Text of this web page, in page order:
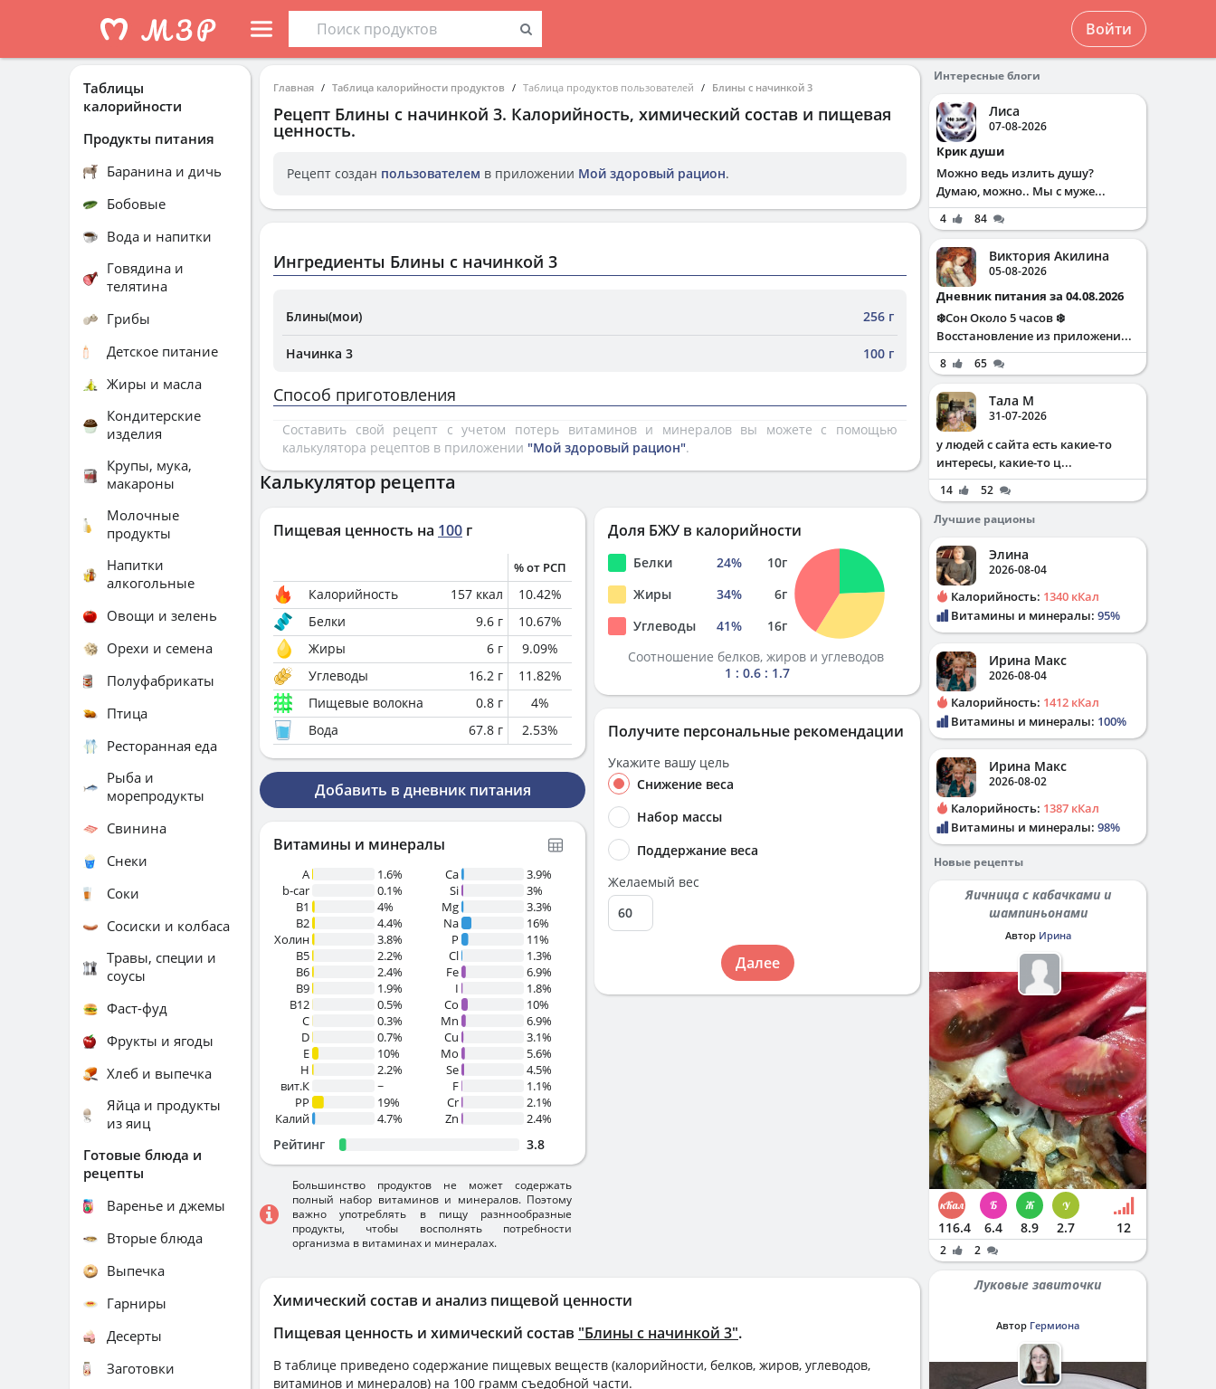
Войти
Главная Таблица калорийности продуктов Таблица продуктов пользователей Блины с начинкой 3
Рецепт Блины с начинкой 3. Калорийность, химический состав и пищевая
ценность.
Рецепт создан пользователем в приложении Мой здоровый рацион.
Ингредиенты Блины с начинкой 3
Блины(мои) 256 г
Начинка 3 100 г
Способ приготовления
Составить свой рецепт с учетом потерь витаминов и минералов вы можете с помощью
калькулятора рецептов в приложении "Мой здоровый рацион".
Химический состав и анализ пищевой ценности
Пищевая ценность и химический состав "Блины с начинкой 3".
В таблице приведено содержание пищевых веществ (калорийности, белков, жиров, углеводов,
витаминов и минералов) на 100 грамм съедобной части.
Калькулятор рецепта
Пищевая ценность на 100 г
% от РСП
Калорийность 157 ккал 10.42%
Белки
9.6 г 10.67%
Жиры
6 г 9.09%
Углеводы
16.2 г 11.82%
Пищевые волокна
0.8 г 4%
Вода
67.8 г 2.53%
Добавить в дневник питания
Витамины и минералы
A
1.6%
b-car
0.1%
В1
4%
B2
4.4%
Холин
3.8%
B5
2.2%
B6
2.4%
B9
1.9%
B12
0.5%
C
0.3%
D
0.7%
E
10%
H
2.2%
вит.К
~
PP
19%
Калий
4.7%
Ca
3.9%
Si
3%
Mg
3.3%
Na
16%
P
11%
Cl
1.3%
Fe
6.9%
I
1.8%
Co
10%
Mn
6.9%
Cu
3.1%
Mo
5.6%
Se
4.5%
F
1.1%
Cr
2.1%
Zn
2.4%
Рейтинг 3.8
Большинство продуктов не может содержать
полный набор витаминов и минералов. Поэтому
важно употреблять в пищу разннообразные
продукты, чтобы восполнять потребности
организма в витаминах и минералах.
Доля БЖУ в калорийности
Белки 24% 10г
Жиры
34% 6г
Углеводы
41% 16г
Соотношение белков, жиров и углеводов
1 : 0.6 : 1.7
Получите персональные рекомендации
Укажите вашу цель
Снижение веса
Набор массы
Поддержание веса
Желаемый вес
Далее
Таблицы
калорийности
Продукты питания
Баранина и дичь
Бобовые
Вода и напитки
Говядина и
телятина
Грибы
Детское питание
Жиры и масла
Кондитерские
изделия
Крупы, мука,
макароны
Молочные
продукты
Напитки
алкогольные
Овощи и зелень
Орехи и семена
Полуфабрикаты
Птица
Ресторанная еда
Рыба и
морепродукты
Свинина
Снеки
Соки
Сосиски и колбаса
Травы, специи и
соусы
Фаст-фуд
Фрукты и ягоды
Хлеб и выпечка
Яйца и продукты
из яиц
Готовые блюда и
рецепты
Варенье и джемы
Вторые блюда
Выпечка
Гарниры
Десерты
Заготовки
Интересные блоги
Лиса
07-08-2026
Крик души
Можно ведь излить душу?
Думаю, можно.. Мы с муже...
4 84
Виктория Акилина
05-08-2026
Дневник питания за 04.08.2026
❄️Сон Около 5 часов ❄️
Восстановление из приложени...
8 65
Тала М
31-07-2026
у людей с сайта есть какие-то
интересы, какие-то ц...
14
52
Лучшие рационы
Элина
2026-08-04
Калорийность: 1340 кКал
Витамины и минералы: 95%
Ирина Макс
2026-08-04
Калорийность: 1412 кКал
Витамины и минералы: 100%
Ирина Макс
2026-08-02
Калорийность: 1387 кКал
Витамины и минералы: 98%
Новые рецепты
Яичница с кабачками и
шампиньонами
Автор Ирина
116.4 6.4 8.9 2.7 12
2 2
Луковые завиточки
Автор Гермиона